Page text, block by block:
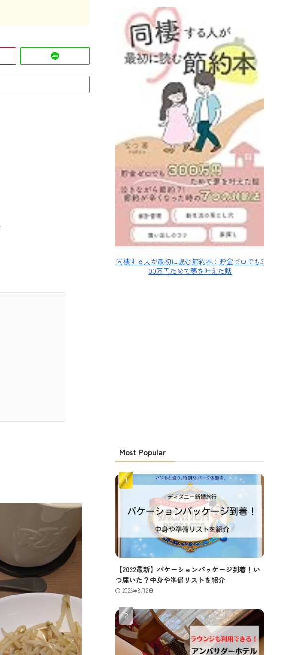
同棲する人が最初に読む節約本：貯金ゼロでも3
00万円ためて夢を叶えた話
Most Popular
【2022最新】バケーションパッケージ到着！い
つ届いた？中身や準備リストを紹介
2022年8月2日